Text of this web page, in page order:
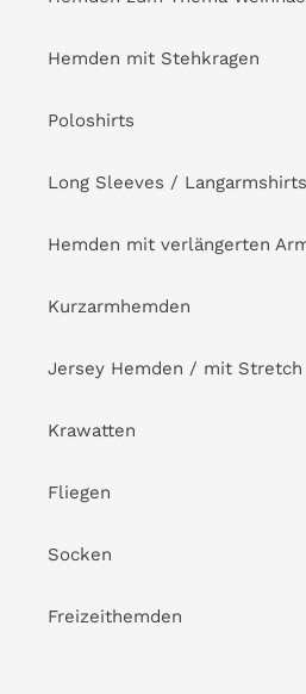
Hemden mit Stehkragen
Poloshirts
Long Sleeves / Langarmshirts
Hemden mit verlängerten
Kurzarmhemden
Jersey Hemden / mit Stretch
Krawatten
Fliegen
Socken
Freizeithemden